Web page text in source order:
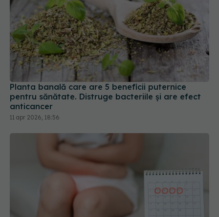
Planta banală care are 5 beneficii puternice
pentru sănătate. Distruge bacteriile și are efect
anticancer
11 apr 2026, 18:56